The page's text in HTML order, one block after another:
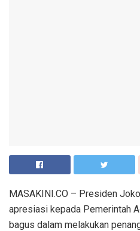
MASAKINI.CO – Presiden
apresiasi kepada Pemerintah
bagus dalam melakukan